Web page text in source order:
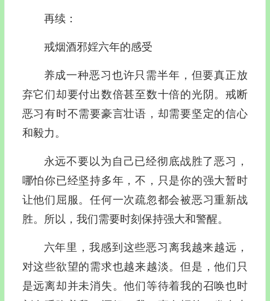
再续：
戒烟酒邪婬六年的感受
养成一种恶习也许只需半年，但要真正放
弃它们却要付出数倍甚至数十倍的光阴。戒断
恶习有时不需要豪言壮语，却需要坚定的信心
和毅力。
永远不要以为自己已经彻底战胜了恶习，
哪怕你已经坚持多年，不，只是你的强大暂时
让他们屈服。任何一次疏忽都会被恶习重新战
胜。所以，我们需要时刻保持强大和警醒。
六年里，我感到这些恶习离我越来越远，
对这些欲望的需求也越来越淡。但是，他们只
是远离却并未消失。他们等待着我的召唤也时